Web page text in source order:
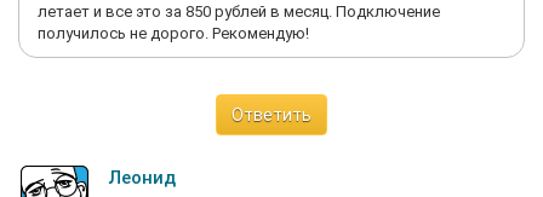
летает и все это за 850 рублей в месяц. Подключение
получилось не дорого. Рекомендую!
Ответить
Леонид